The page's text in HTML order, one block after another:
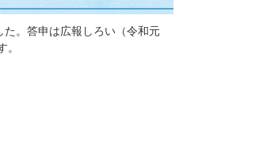
。答申は広報しろい（令和元